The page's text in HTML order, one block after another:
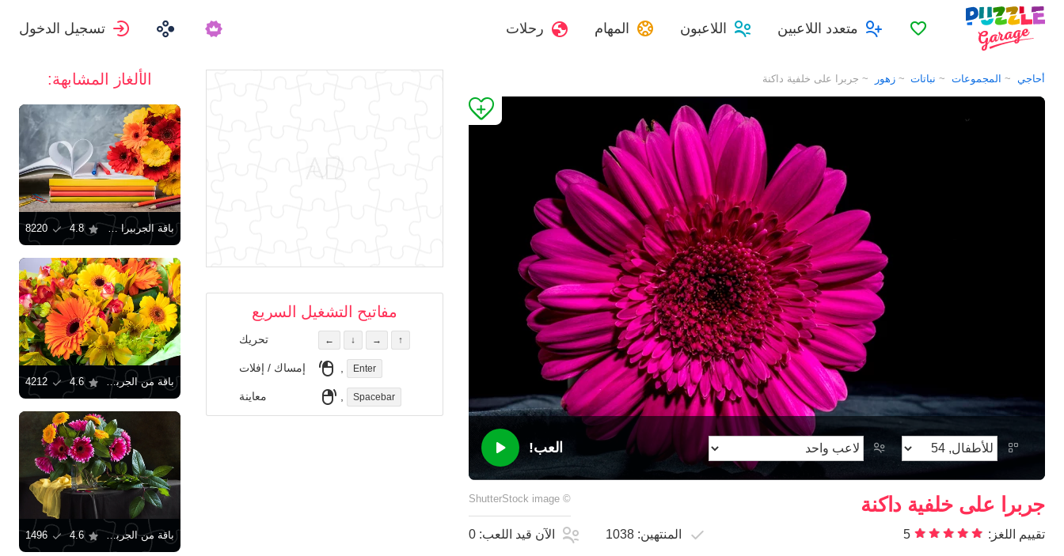
المفضلاتمتعدد اللاعبين اللاعبون المهام رحلات تسجيل الدخول
أحاجي المجموعات نباتات زهور جربرا على خلفية داكنة
العب!
جربرا على خلفية داكنة ©
ShutterStock image
تقييم اللغز: 5 المنتهين:1038 الآن قيد اللعب:0
مفاتيح التشغيل السريع
↑
→
↓
← تحريك
Enter
, إمساك / إفلات
Spacebar
, معاينة
الألغاز المشابهة:
باقة الجربيرا واللوازم المدرسية 4.8
8220
باقة من الجربيرا الصفراء 4.6
4212
باقة من الجربيرا 4.6
1496